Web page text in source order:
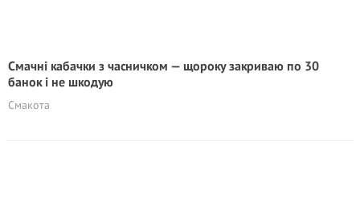
Смачні кабачки з часничком — щороку закриваю по 30
банок і не шкодую
Смакота